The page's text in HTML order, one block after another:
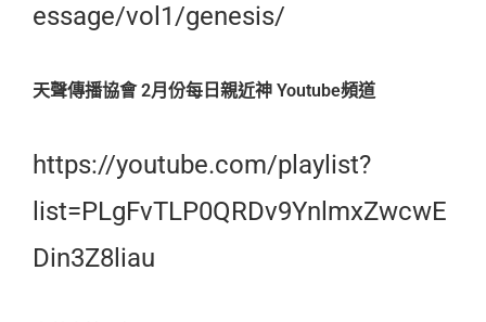
essage/vol1/genesis/
天聲傳播協會 2月份每日親近神 Youtube頻道
https://youtube.com/playlist?
list=PLgFvTLP0QRDv9YnlmxZwcwE
Din3Z8liau